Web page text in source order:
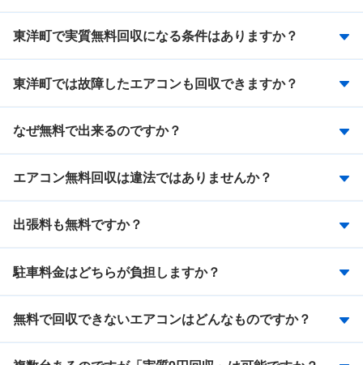
東洋町で実質無料回収になる条件はありますか？
東洋町では故障したエアコンも回収できますか？
なぜ無料で出来るのですか？
エアコン無料回収は違法ではありませんか？
出張料も無料ですか？
駐車料金はどちらが負担しますか？
無料で回収できないエアコンはどんなものですか？